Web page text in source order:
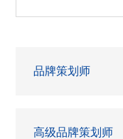
品牌策划师
高级品牌策划师